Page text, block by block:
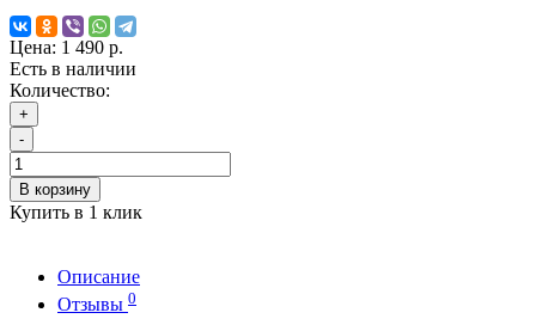
Цена: 1 490 р.
Есть в наличии
Количество:
+
-
В корзину
Купить в 1 клик
Описание
Отзывы 0